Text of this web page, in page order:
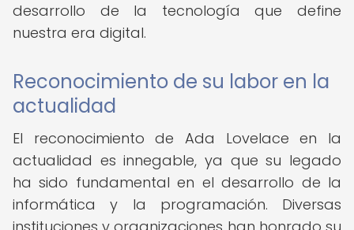
desarrollo de la tecnología que define
nuestra era digital.
Reconocimiento de su labor en la
actualidad
El reconocimiento de Ada Lovelace en la
actualidad es innegable, ya que su legado
ha sido fundamental en el desarrollo de la
informática y la programación. Diversas